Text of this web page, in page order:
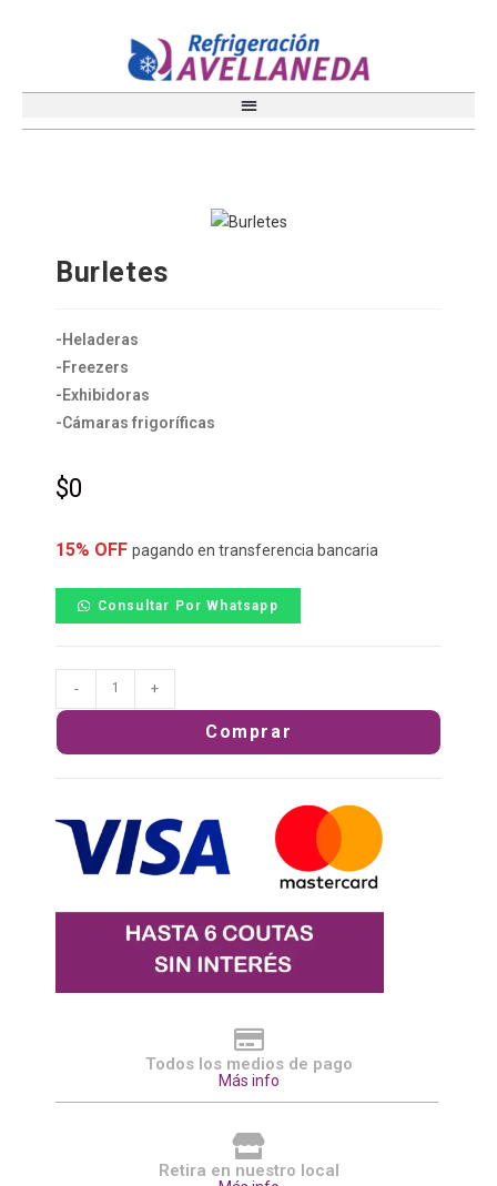
Burletes
-Heladeras
-Freezers
-Exhibidoras
-Cámaras frigoríficas
$0
15% OFF pagando en transferencia bancaria
Consultar Por Whatsapp
- +
Comprar
Todos los medios de pago
Más info
Retira en nuestro local